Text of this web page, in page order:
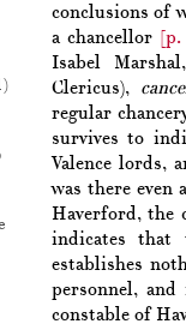
conclusions of
a chancellor
Isabel
Clericus),
regular
survives to
Valence lords,
was there even
Haverford, the
indicates that
establishes
personnel,
constable of